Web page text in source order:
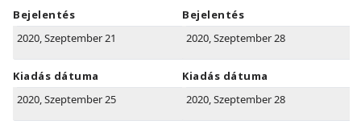
Bejelentés
2020, Szeptember 21
Kiadás dátuma
2020, Szeptember 25
Bejelentés
2020, Szeptember 28
Kiadás dátuma
2020, Szeptember 28